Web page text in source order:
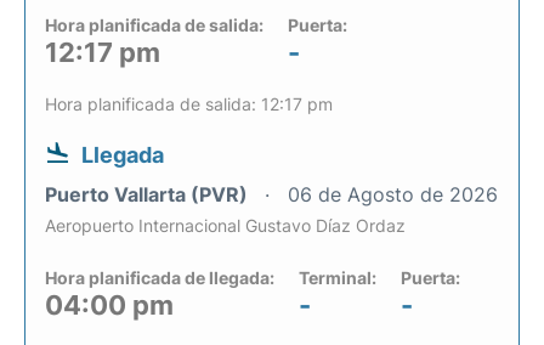
Hora planificada de salida:
12:17 pm
Puerta:
-
Hora planificada de salida: 12:17 pm
Llegada
Puerto Vallarta (PVR) 06 de Agosto de 2026
Aeropuerto Internacional Gustavo Díaz Ordaz
Hora planificada de llegada:
04:00 pm
Terminal:
-
Puerta:
-